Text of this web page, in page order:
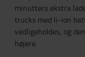
minutters ekstra
trucks med li-ion
vedligeholdes, og
højere.